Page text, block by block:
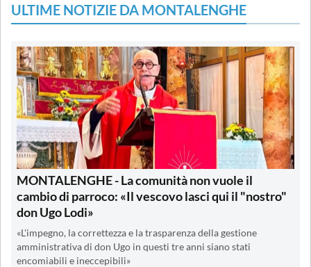
ULTIME NOTIZIE DA MONTALENGHE
MONTALENGHE - La comunità non vuole il
cambio di parroco: «Il vescovo lasci qui il "nostro"
don Ugo Lodi»
«L'impegno, la correttezza e la trasparenza della gestione
amministrativa di don Ugo in questi tre anni siano stati
encomiabili e ineccepibili»